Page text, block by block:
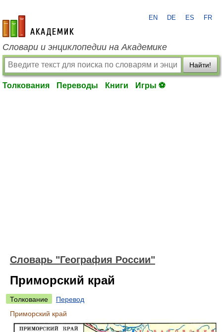
academic.ru
EN DE ES FR
Словари и энциклопедии на Академике
Найти!
Толкования Переводы Книги Игры ⚽
Словарь "География России"
Приморский край
Толкование
Перевод
Приморский край